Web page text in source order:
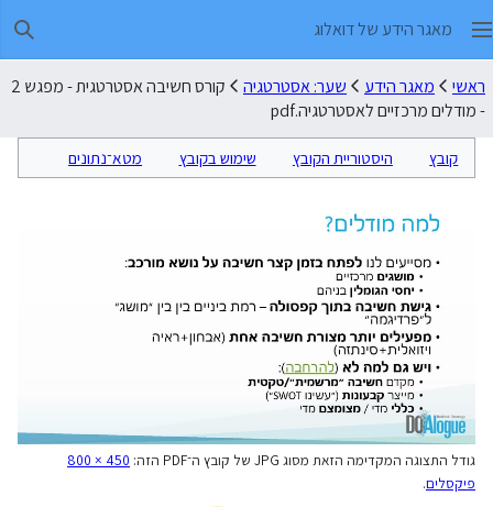
מאגר הידע של דואלוג
ראשי מאגר הידע שער: אסטרטגיה
קורס חשיבה אסטרטגית - מפגש 2
- מודלים מרכזיים לאסטרטגיה.pdf
קובץ היסטוריית הקובץ שימוש בקובץ מטא־נתונים
גודל התצוגה המקדימה הזאת מסוג JPG של קובץ ה־PDF הזה:
800 × 450
פיקסלים.